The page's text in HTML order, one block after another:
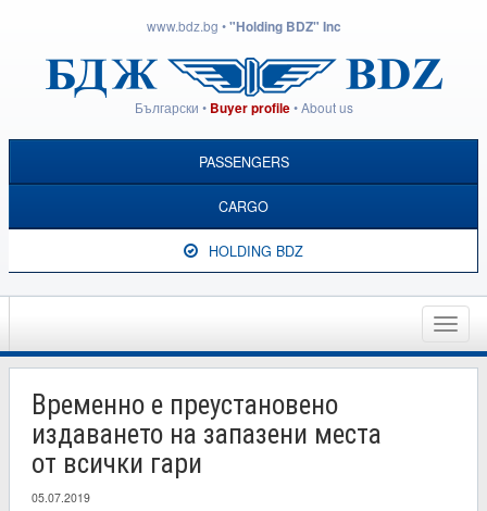
www.bdz.bg •"Holding BDZ" Inc
Български • Buyer profile•About us
PASSENGERS
CARGO
HOLDING BDZ
Toggle
Временно е преустановено
издаването на запазени места
от всички гари
05.07.2019